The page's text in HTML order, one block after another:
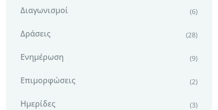
Διαγωνισμοί (6)
Δράσεις (28)
Ενημέρωση (9)
Επιμορφώσεις (2)
Ημερίδες (3)